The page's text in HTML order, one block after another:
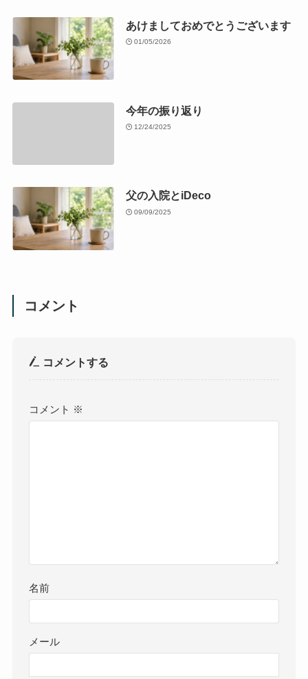
あけましておめでとうございます
01/05/2026
今年の振り返り
12/24/2025
父の入院とiDeco
09/09/2025
コメント
コメントする
コメント ※
名前
メール